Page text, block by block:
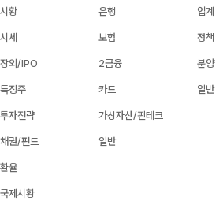
시황
시세
장외/IPO
특징주
투자전략
채권/펀드
환율
국제시황
은행
보험
2금융
카드
가상자산/핀테크
일반
업계
정책
분양
일반